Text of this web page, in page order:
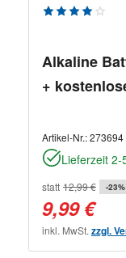
Alkaline
+
Artikel-Nr.:273694
Lieferzeit
statt 12,99 € -23%
9,99 €
inkl. MwSt. zzgl.